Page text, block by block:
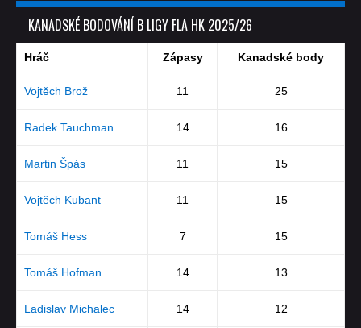
KANADSKÉ BODOVÁNÍ B LIGY FLA HK 2025/26
Hráč Zápasy Kanadské body
Vojtěch Brož 11 25
Radek Tauchman 14 16
Martin Špás 11 15
Vojtěch Kubant 11 15
Tomáš Hess 7 15
Tomáš Hofman 14 13
Ladislav Michalec 14 12